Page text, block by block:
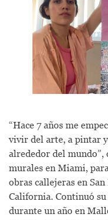
“Hace 7 años me
vivir del arte, a pintar
alrededor del mundo”,
murales en Miami,
obras callejeras en
California. Continuó
durante un año en